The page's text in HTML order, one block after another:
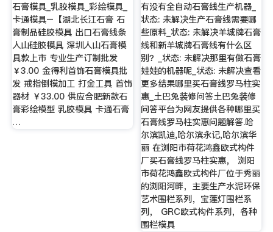
石膏模具_乳胶模具_彩绘模具_
卡通模具–【湖北长江石膏 石
膏制品硅胶模具 出口石膏线条
人山硅胶模具 深圳人山石膏模
具款上市 专业生产订制批发
￥3.00 金得利首饰石膏模具批
发 戒指倒模加工 打金工具 首饰
器材 ￥33.00 供应合肥新款石
膏彩绘模型 乳胶模具 卡通石膏
…
有没有全自动石膏线生产机器_
状态: 未解决生产石膏线需要哪
些原料_状态: 未解决羊城牌石膏
线和新羊城牌石膏线有什么区
别？_状态: 未解决那里有做石膏
娃娃的机器呢_状态: 未解决查看
更多结果哪里买石膏线罗马柱实
惠_土巴兔装修问答土巴兔装修
问答平台为网友提供各种哪里买
石膏线罗马柱实惠问题解答.哈
尔滨凯迪,哈尔滨永记,哈尔滨华
丽 在浏阳市荷花鸿鑫欧式构件
厂买石膏线罗马柱实惠， 浏阳
市荷花鸿鑫欧式构件厂位于秀丽
的浏阳河畔，主要生产水泥环保
艺术围栏系列，宝莲灯围栏系
列， GRC欧式构件系列，各种
围栏模具